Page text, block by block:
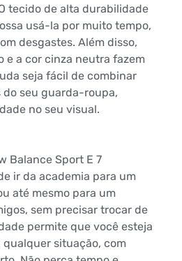
tecido de alta durabilidade
usá-la por muito tempo,
desgastes. Além disso,
e a cor cinza neutra fazem
seja fácil de combinar
do seu guarda-roupa,
no seu visual.
Balance Sport E 7
ir da academia para um
até mesmo para um
sem precisar trocar de
permite que você esteja
situação, com